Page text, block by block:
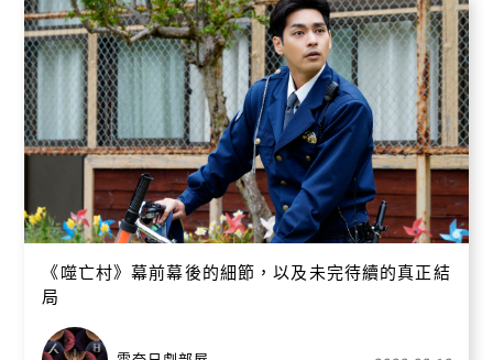
《噬亡村》幕前幕後的細節，以及未完待續的真正結
局